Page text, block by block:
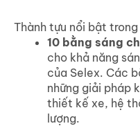
Thành tựu nổi bật trong
10 bằng sáng
cho khả năng
của Selex. Các
những giải pháp
thiết kế xe, hệ
lượng.